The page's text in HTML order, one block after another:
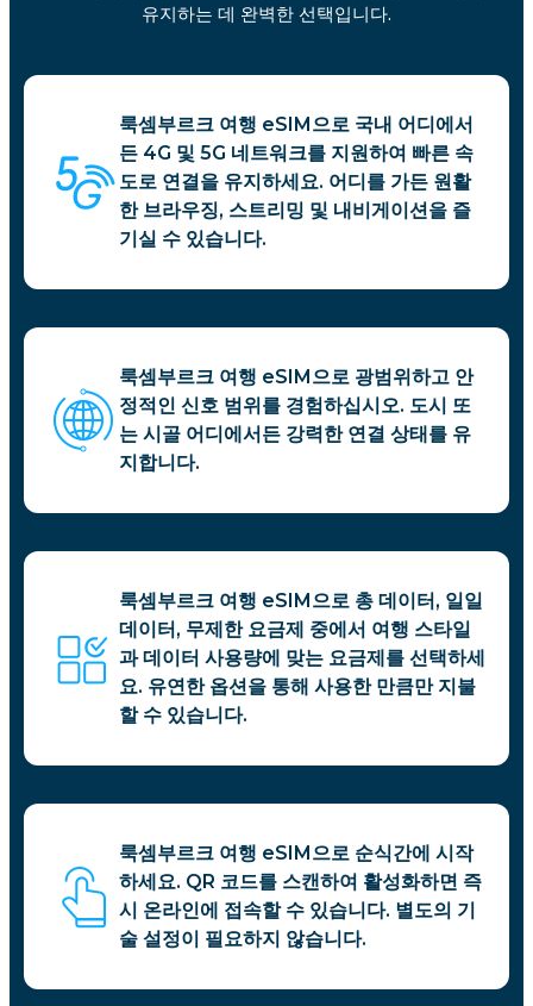
유지하는 데 완벽한 선택입니다.
룩셈부르크 여행 eSIM으로 국내 어디에서
든 4G 및 5G 네트워크를 지원하여 빠른 속
도로 연결을 유지하세요. 어디를 가든 원활
한 브라우징, 스트리밍 및 내비게이션을 즐
기실 수 있습니다.
룩셈부르크 여행 eSIM으로 광범위하고 안
정적인 신호 범위를 경험하십시오. 도시 또
는 시골 어디에서든 강력한 연결 상태를 유
지합니다.
룩셈부르크 여행 eSIM으로 총 데이터, 일일
데이터, 무제한 요금제 중에서 여행 스타일
과 데이터 사용량에 맞는 요금제를 선택하세
요. 유연한 옵션을 통해 사용한 만큼만 지불
할 수 있습니다.
룩셈부르크 여행 eSIM으로 순식간에 시작
하세요. QR 코드를 스캔하여 활성화하면 즉
시 온라인에 접속할 수 있습니다. 별도의 기
술 설정이 필요하지 않습니다.